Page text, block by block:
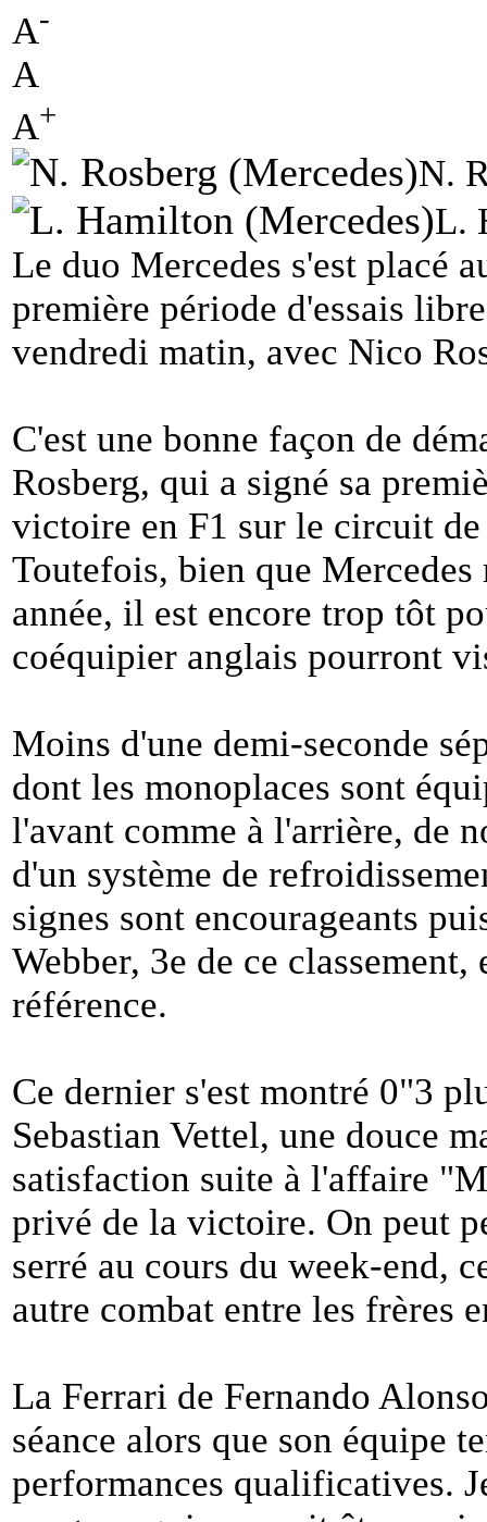
A-
A
A+
N.
L.
Le duo Mercedes s'est placé
première période d'essais
vendredi matin, avec Nico
C'est une bonne façon de
Rosberg, qui a signé sa
victoire en F1 sur le circuit
Toutefois, bien que
année, il est encore trop tôt
coéquipier anglais pourront
Moins d'une demi-seconde
dont les monoplaces sont
l'avant comme à l'arrière, de
d'un système de
signes sont encourageants
Webber, 3e de ce
référence.
Ce dernier s'est montré 0"3
Sebastian Vettel, une douce
satisfaction suite à l'affaire
privé de la victoire. On peut
serré au cours du week-end,
autre combat entre les frères
La Ferrari de Fernando
séance alors que son équipe
performances qualificatives.